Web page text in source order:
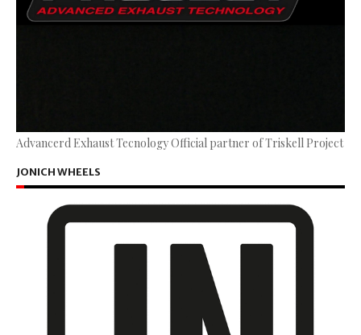
Advancerd Exhaust Tecnology Official partner of Triskell Project
JONICH WHEELS